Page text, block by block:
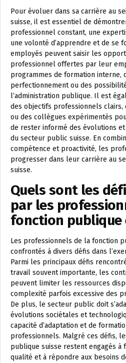
Pour évoluer dans sa carrière au
suisse, il est essentiel de
professionnel constant, une
une volonté d’apprendre et de se
employés peuvent saisir les
professionnel offertes par leur
programmes de formation interne,
perfectionnement ou des
l’administration publique. Il est
des objectifs professionnels
ou des collègues expérimentés
de rester informé des évolutions
du secteur public suisse. En
compétence et proactivité, les
progresser dans leur carrière au
suisse.
Quels sont les
par les
fonction publique
Les professionnels de la fonction
confrontés à divers défis dans
Parmi les principaux défis
travail souvent importante, les
peuvent limiter les ressources
complexité parfois excessive des
De plus, le secteur public doit
évolutions sociétales et
capacité d’adaptation et de
professionnels. Malgré ces défis,
publique suisse restent engagés à
qualité et à répondre aux besoins